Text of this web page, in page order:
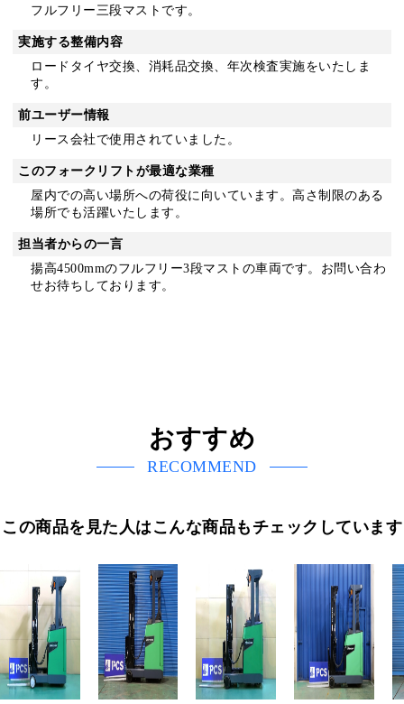
フルフリー三段マストです。
実施する整備内容
ロードタイヤ交換、消耗品交換、年次検査実施をいたしま
す。
前ユーザー情報
リース会社で使用されていました。
このフォークリフトが最適な業種
屋内での高い場所への荷役に向いています。高さ制限のある
場所でも活躍いたします。
担当者からの一言
揚高4500mmのフルフリー3段マストの車両です。お問い合わ
せお待ちしております。
おすすめ
RECOMMEND
この商品を見た人はこんな商品もチェックしています